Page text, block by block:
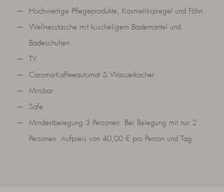
Hochwertige Pflegeprodukte, Kosmetikspiegel und Föhn
Wellnesstasche mit kuscheligem Bademantel und
Badeschuhen
TV
Caroma-Kaffeeautomat & Wasserkocher
Minibar
Safe
Mindestbelegung 3 Personen. Bei Belegung mit nur 2
Personen: Aufpreis von 40,00 € pro Person und Tag